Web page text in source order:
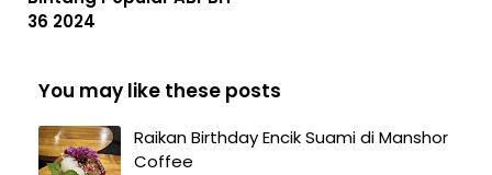
36 2024
You may like these posts
Raikan Birthday Encik Suami di Manshor
Coffee